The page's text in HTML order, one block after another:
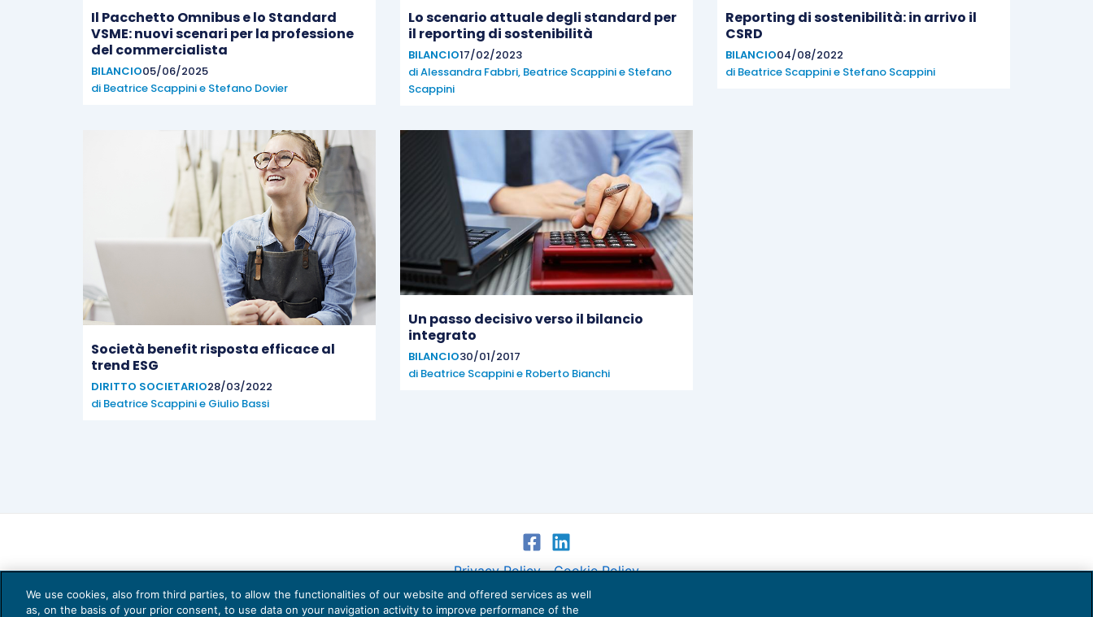
Il Pacchetto Omnibus e lo Standard
VSME: nuovi scenari per la professione
del commercialista
BILANCIO05/06/2025
di Beatrice Scappinie Stefano Dovier
Lo scenario attuale degli standard per
il reporting di sostenibilità
BILANCIO17/02/2023
diAlessandra Fabbri, Beatrice Scappinie Stefano
Scappini
Reporting di sostenibilità: in arrivo il
CSRD
BILANCIO04/08/2022
di Beatrice Scappinie Stefano Scappini
Società benefit risposta efficace al
trend ESG
DIRITTO SOCIETARIO28/03/2022
di Beatrice Scappinie Giulio Bassi
Un passo decisivo verso il bilancio
integrato
BILANCIO30/01/2017
di Beatrice Scappinie Roberto Bianchi
Privacy Policy Cookie Policy
Euroconference NEWS è una testata registrata al Tribunale di Milano Reg. n. 8556/2026
We use cookies, also from third parties, to allow the functionalities of our website and offered services as well
as, on the basis of your prior consent, to use data on your navigation activity to improve performance of the